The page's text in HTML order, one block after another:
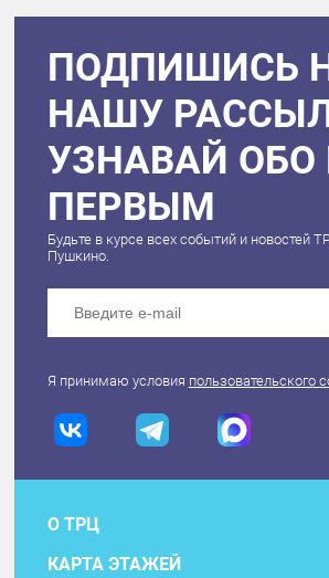
ПОДПИШИСЬ
НАШУ
УЗНАВАЙ ОБО
ПЕРВЫМ
Будьте в курсе всех событий и новостей
Пушкино.
Я принимаю условия пользовательского
О ТРЦ
КАРТА ЭТАЖЕЙ